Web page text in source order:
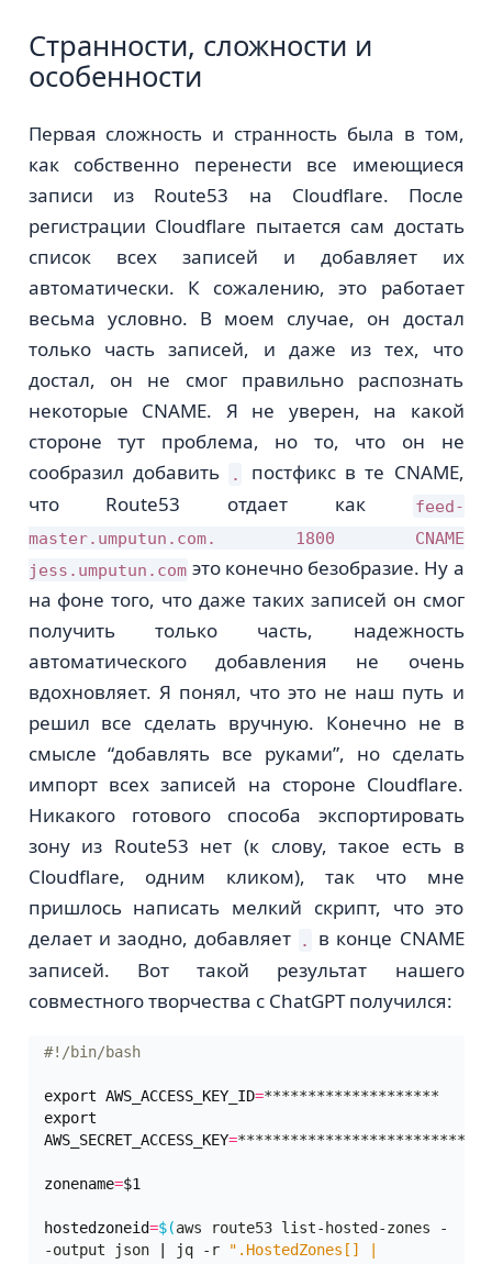
Странности, сложности и
особенности
Первая сложность и странность была в том,
как собственно перенести все имеющиеся
записи из Route53 на Cloudflare. После
регистрации Cloudflare пытается сам достать
список всех записей и добавляет их
автоматически. К сожалению, это работает
весьма условно. В моем случае, он достал
только часть записей, и даже из тех, что
достал, он не смог правильно распознать
некоторые CNAME. Я не уверен, на какой
стороне тут проблема, но то, что он не
сообразил добавить
.
постфикс в те CNAME,
что Route53 отдает как
feed-
master.umputun.com. 1800 CNAME
jess.umputun.com это конечно безобразие. Ну а
на фоне того, что даже таких записей он смог
получить только часть, надежность
автоматического добавления не очень
вдохновляет. Я понял, что это не наш путь и
решил все сделать вручную. Конечно не в
смысле “добавлять все руками”, но сделать
импорт всех записей на стороне Cloudflare.
Никакого готового способа экспортировать
зону из Route53 нет (к слову, такое есть в
Cloudflare, одним кликом), так что мне
пришлось написать мелкий скрипт, что это
делает и заодно, добавляет
.
в конце CNAME
записей. Вот такой результат нашего
совместного творчества с ChatGPT получился:
#!/bin/bash
export AWS_ACCESS_KEY_ID=
export
AWS_SECRET_ACCESS_KEY=
zonename=$1
hostedzoneid=$(aws route53 list-hosted-zones -
-output json
jq -r
".HostedZones[] |